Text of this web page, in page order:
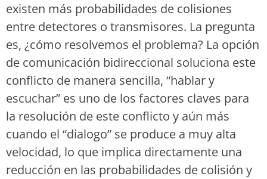
existen más probabilidades de colisiones
entre detectores o transmisores. La pregunta
es, ¿cómo resolvemos el problema? La opción
de comunicación bidireccional soluciona este
conflicto de manera sencilla, “hablar y
escuchar” es uno de los factores claves para
la resolución de este conflicto y aún más
cuando el “dialogo” se produce a muy alta
velocidad, lo que implica directamente una
reducción en las probabilidades de colisión y